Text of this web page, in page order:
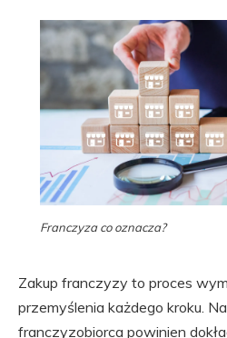
Franczyza co oznacza?
Zakup franczyzy to proces
przemyślenia każdego kroku.
franczyzobiorca powinien